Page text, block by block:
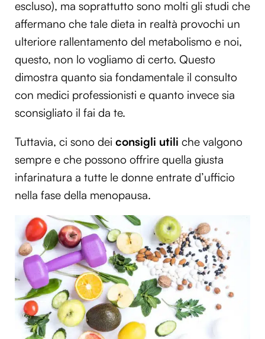
escluso), ma soprattutto sono molti gli studi che
affermano che tale dieta in realtà provochi un
ulteriore rallentamento del metabolismo e noi,
questo, non lo vogliamo di certo. Questo
dimostra quanto sia fondamentale il consulto
con medici professionisti e quanto invece sia
sconsigliato il fai da te.
Tuttavia, ci sono dei consigli utili che valgono
sempre e che possono offrire quella giusta
infarinatura a tutte le donne entrate d’ufficio
nella fase della menopausa.